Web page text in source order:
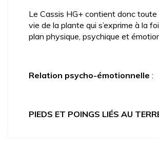
Le Cassis HG+ contient donc toute
vie de la plante qui s’exprime à la
plan physique, psychique et
Relation psycho-émotionnelle :
PIEDS ET POINGS LIÉS AU